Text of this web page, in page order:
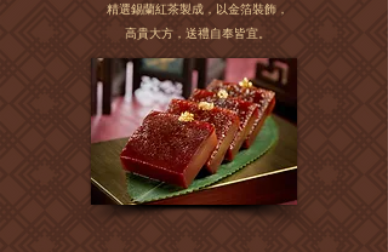
精選錫蘭紅茶製成，以金箔裝飾，
高貴大方，送禮自奉皆宜。